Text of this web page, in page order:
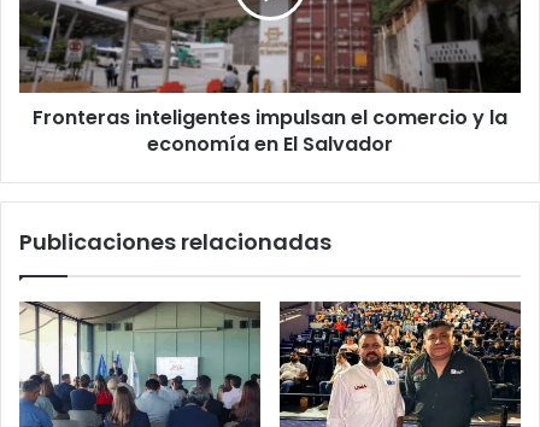
y
la
economía
en
Fronteras inteligentes impulsan el comercio y la
economía en El Salvador
Publicaciones relacionadas